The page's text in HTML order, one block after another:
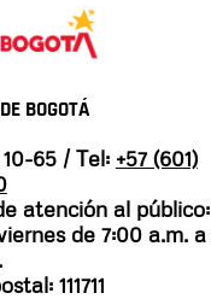
BOGOTÁ
65 / Tel: +57 (601)
atención al público:
de 7:00 a.m. a
111711